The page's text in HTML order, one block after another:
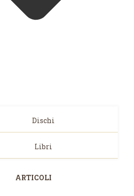
Dischi
Libri
ARTICOLI